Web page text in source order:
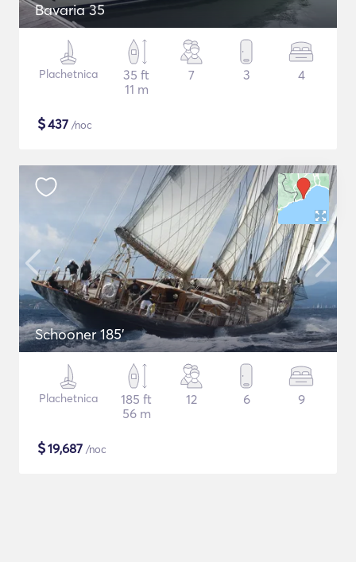
Bavaria 35
Plachetnica
35 ft
11 m
7 3 4
$437 /noc
Schooner 185'
Plachetnica
185 ft
56 m
12 6 9
$19,687 /noc